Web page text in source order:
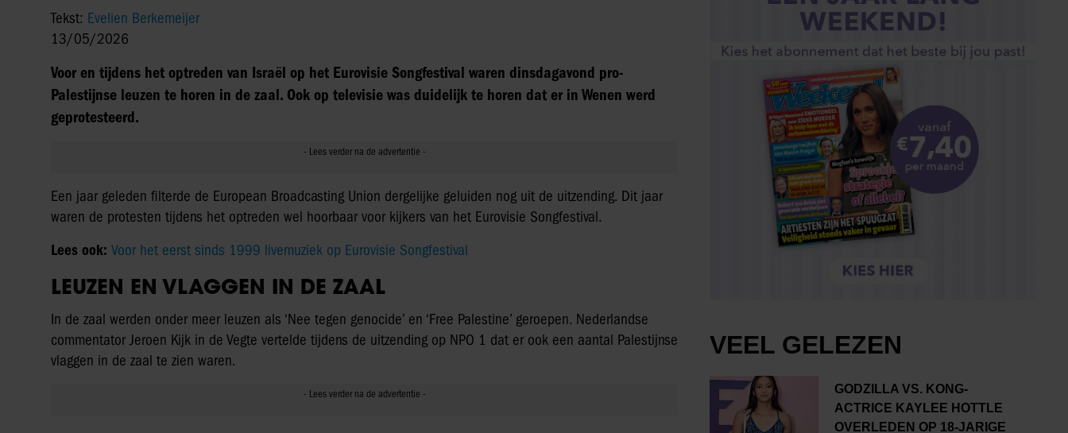
Tekst: Evelien Berkemeijer
13/05/2026
Voor en tijdens het optreden van Israël op het Eurovisie Songfestival waren dinsdagavond pro-
Palestijnse leuzen te horen in de zaal. Ook op televisie was duidelijk te horen dat er in Wenen werd
geprotesteerd.
Een jaar geleden filterde de European Broadcasting Union dergelijke geluiden nog uit de uitzending. Dit jaar
waren de protesten tijdens het optreden wel hoorbaar voor kijkers van het Eurovisie Songfestival.
Lees ook: Voor het eerst sinds 1999 livemuziek op Eurovisie Songfestival
LEUZEN EN VLAGGEN IN DE ZAAL
In de zaal werden onder meer leuzen als ‘Nee tegen genocide’ en ‘Free Palestine’ geroepen. Nederlandse
commentator Jeroen Kijk in de Vegte vertelde tijdens de uitzending op NPO 1 dat er ook een aantal Palestijnse
vlaggen in de zaal te zien waren.